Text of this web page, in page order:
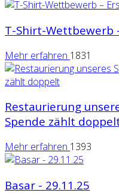
T-Shirt-Wettbewerb
Mehr erfahren 1831
Restaurierung
Spende zählt
Mehr erfahren 1393
Basar - 29.11.25